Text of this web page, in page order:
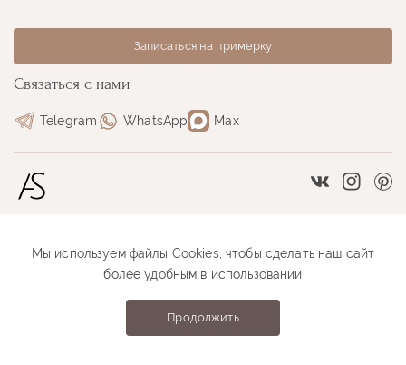
Vkontakte
Связаться с нами
Telegram WhatsApp Max
Записаться на примерку
Размерная сетка
Как проходит примерка
Как оформить заказ
Anastasia Sutyrina © 2026
Мы используем файлы Cookies, чтобы сделать наш сайт
более удобным в использовании
Продолжить